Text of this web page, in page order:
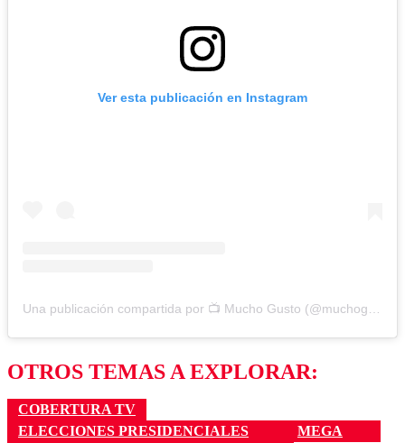
Ver esta publicación en Instagram
OTROS TEMAS A EXPLORAR:
COBERTURA TV
ELECCIONES PRESIDENCIALES
MEGA